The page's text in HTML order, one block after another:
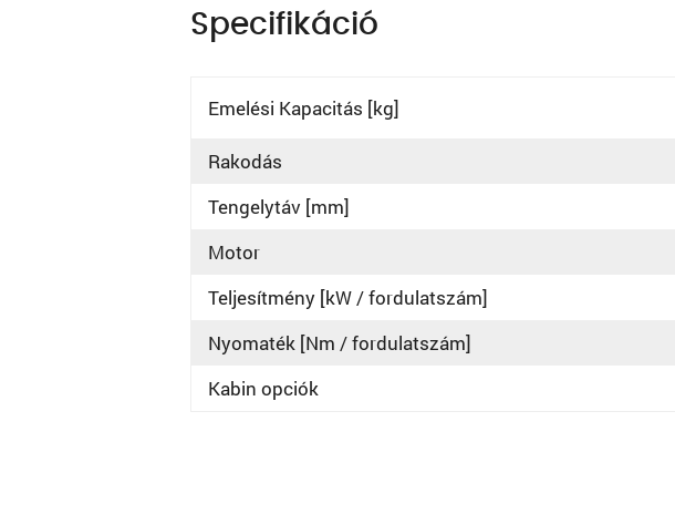
Specifikáció
Emelési Kapacitás [kg]
Rakodás
Tengelytáv [mm]
Motor
Teljesítmény [kW / fordulatszám]
Nyomaték [Nm / fordulatszám]
Kabin opciók